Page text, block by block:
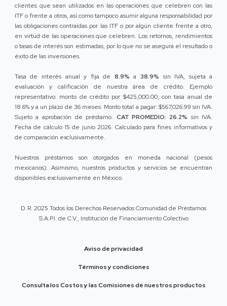
clientes que sean utilizados en las operaciones que celebren con las
ITF o frente a otros, así como tampoco asumir alguna responsabilidad por
las obligaciones contraídas por las ITF o por algún cliente frente a otro,
en virtud de las operaciones que celebren. Los retornos, rendimientos
o tasas de interés son estimadas, por lo que no se asegura el resultado o
éxito de las inversiones.
Tasa de interés anual y fija de 8.9% a 38.9% sin IVA, sujeta a
evaluación y calificación de nuestra área de crédito. Ejemplo
representativo: monto de crédito por $425,000.00, con tasa anual de
18.6% y a un plazo de 36 meses. Monto total a pagar: $567,026.99 sin IVA.
Sujeto a aprobación de préstamo. CAT PROMEDIO: 26.2% sin IVA.
Fecha de cálculo 15 de junio 2026. Calculado para fines informativos y
de comparación exclusivamente.
Nuestros préstamos son otorgados en moneda nacional (pesos
mexicanos). Asimismo, nuestros productos y servicios se encuentran
disponibles exclusivamente en México.
D. R. 2025 Todos los Derechos Reservados Comunidad de Préstamos
S.A.P.I. de C.V., Institución de Financiamiento Colectivo
Aviso de privacidad
Términos y condiciones
Consulta los Costos y las Comisiones de nuestros productos